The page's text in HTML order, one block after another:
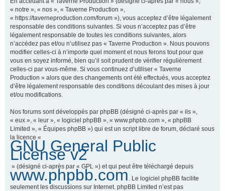
« notre », « nos », « Taverne Production »,
« https://taverneproduction.com/forum »), vous acceptez d’être légalement
responsable des conditions suivantes. Si vous n’acceptez pas d’être
légalement responsable de toutes les conditions suivantes, alors
n’accédez pas et/ou n’utilisez pas « Taverne Production ». Nous pouvons
modifier celles-ci à n’importe quel moment et nous ferons tout pour que
vous en soyez informé, bien qu’il soit prudent de vérifier régulièrement
celles-ci par vous-même. Si vous continuez d’utiliser « Taverne
Production » alors que des changements ont été effectués, vous acceptez
d’être légalement responsable des conditions découlant des mises à jour
et/ou modifications.
Nos forums sont développés par phpBB (désigné ci-après par « ils »,
« eux », « leur », « logiciel phpBB », « www.phpbb.com », « phpBB
Limited », « Équipes phpBB ») qui est un script libre de forum, déclaré sous
la licence «
GNU General Public
License v2
» (désigné ci-après par « GPL ») et qui peut être téléchargé depuis
www.phpbb.com
. Le logiciel phpBB facilite
seulement les discussions sur Internet. phpBB Limited n’est pas